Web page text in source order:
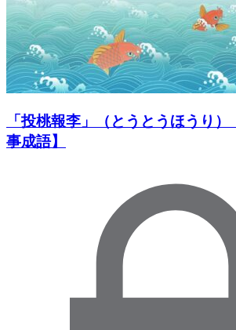
「投桃報李」（とうとうほうり
事成語】